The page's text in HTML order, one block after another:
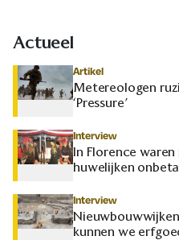
Actueel
Artikel
Metereologen
‘Pressure’
Interview
In Florence
huwelijken
Interview
kunnen we